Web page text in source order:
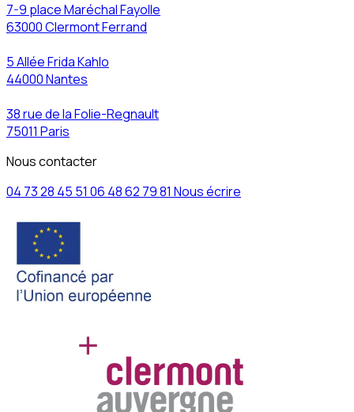
7-9 place Maréchal Fayolle
63000 Clermont Ferrand
5 Allée Frida Kahlo
44000 Nantes
38 rue de la Folie-Regnault
75011 Paris
Nous contacter
04 73 28 45 51 06 48 62 79 81 Nous écrire